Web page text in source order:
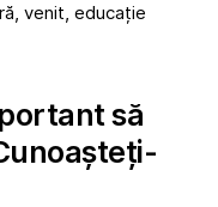
venit, educație
să